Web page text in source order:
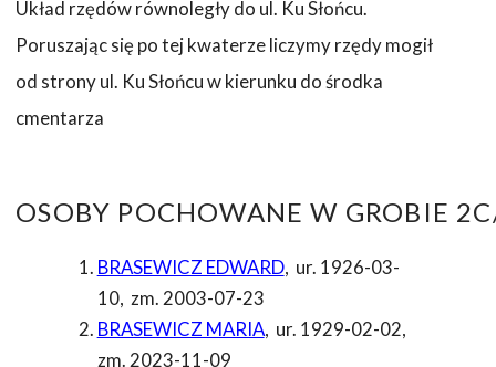
Układ rzędów równoległy do ul. Ku Słońcu.
Poruszając się po tej kwaterze liczymy rzędy mogił
od strony ul. Ku Słońcu w kierunku do środka
cmentarza
OSOBY POCHOWANE W GROBIE
BRASEWICZ EDWARD, ur. 1926-03-
10, zm. 2003-07-23
BRASEWICZ MARIA, ur. 1929-02-02,
zm. 2023-11-09